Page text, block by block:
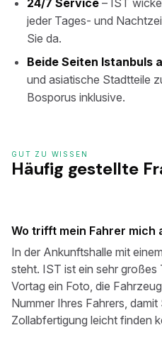
24/7 Service – IST
jeder Tages- und
Sie da.
Beide Seiten Istanbuls
und asiatische Stadtteile
Bosporus inklusive.
GUT ZU WISSEN
Häufig gestellte
Wo trifft mein Fahrer mich
In der Ankunftshalle mit
steht. IST ist ein sehr großes
Vortag ein Foto, die
Nummer Ihres Fahrers,
Zollabfertigung leicht finden